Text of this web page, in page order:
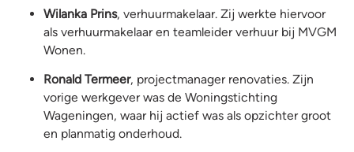
Wilanka Prins, verhuurmakelaar. Zij werkte hiervoor
als verhuurmakelaar en teamleider verhuur bij MVGM
Wonen.
Ronald Termeer, projectmanager renovaties. Zijn
vorige werkgever was de Woningstichting
Wageningen, waar hij actief was als opzichter groot
en planmatig onderhoud.